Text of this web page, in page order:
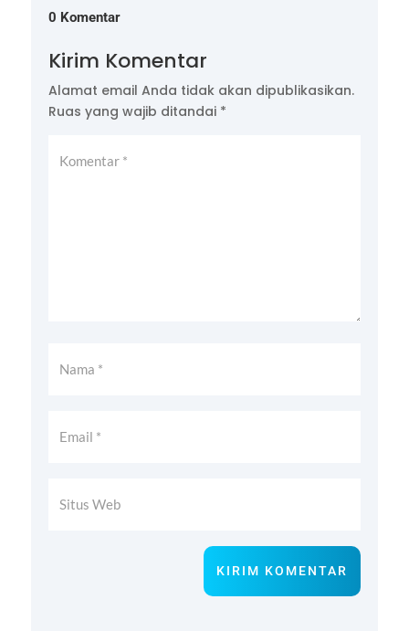
0 Komentar
Kirim Komentar
Alamat email Anda tidak akan dipublikasikan.
Ruas yang wajib ditandai *
KIRIM KOMENTAR